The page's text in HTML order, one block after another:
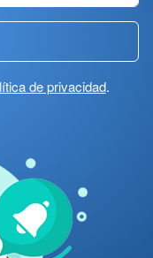
de privacidad.